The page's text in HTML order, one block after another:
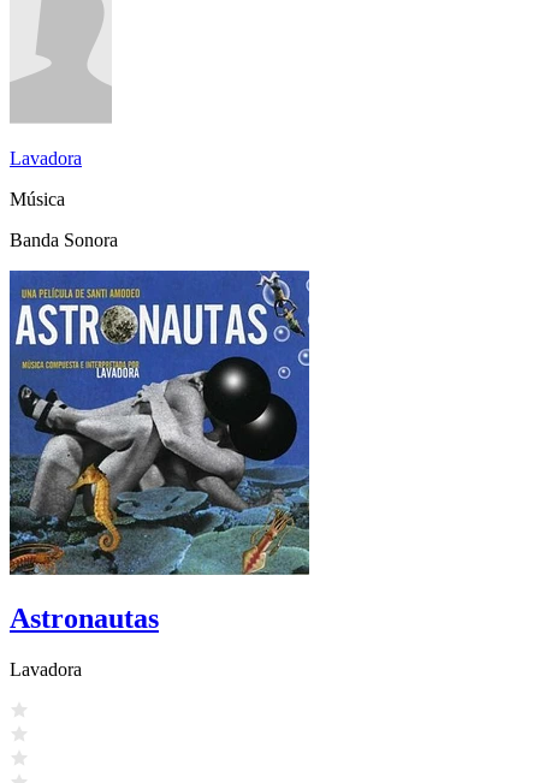
Lavadora
Música
Banda Sonora
Astronautas
Lavadora